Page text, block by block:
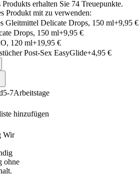
erhalten Sie 74 Treuepunkte.
Produkt mit zu verwenden:
Gleitmittel Delicate Drops, 150 ml+9,95 €
Drops, 150 ml+9,95 €
120 ml+19,95 €
Post-Sex EasyGlide+4,95 €
5-7Arbeitstage
hinzufügen
Wir
ohne